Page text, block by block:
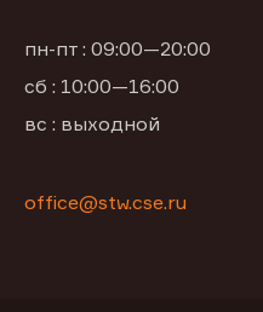
пн-пт : 09:00—20:00
сб : 10:00—16:00
вс : выходной
office@stw.cse.ru